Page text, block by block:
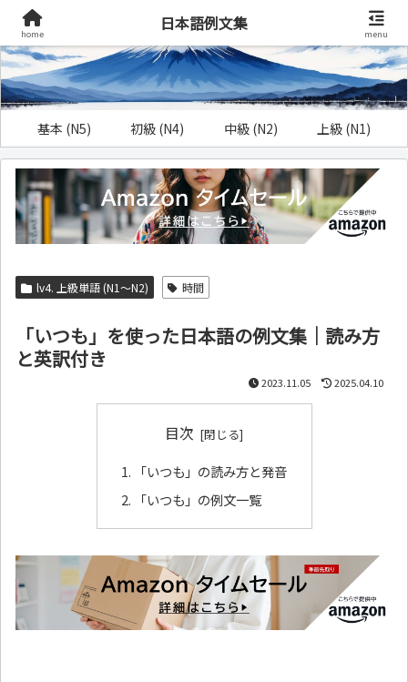
基本 (N5) 初級 (N4) 中級 (N2) 上級 (N1)
lv4. 上級単語 (N1～N2) 時間
「いつも」を使った日本語の例文集｜読み方
と英訳付き
2023.11.05 2025.04.10
目次
「いつも」の読み方と発音
「いつも」の例文一覧
home
日本語例文集
menu